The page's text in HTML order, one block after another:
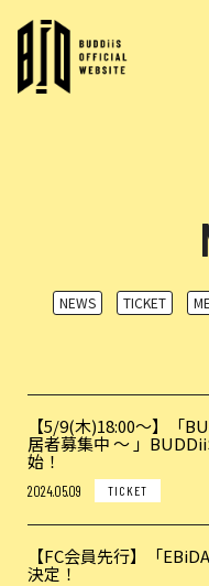
NEWS TICKET
【5/9(木)18:00〜】「
居者募集中 〜 」
始！
2024.05.09 TICKET
【FC会員先行】「
決定！